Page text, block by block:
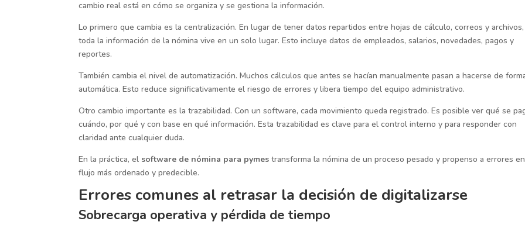
cambio real está en cómo se organiza y se gestiona la información.
Lo primero que cambia es la centralización. En lugar de tener datos repartidos entre hojas de cálculo, correos y archivos,
toda la información de la nómina vive en un solo lugar. Esto incluye datos de empleados, salarios, novedades, pagos y
reportes.
También cambia el nivel de automatización. Muchos cálculos que antes se hacían manualmente pasan a hacerse de
automática. Esto reduce significativamente el riesgo de errores y libera tiempo del equipo administrativo.
Otro cambio importante es la trazabilidad. Con un software, cada movimiento queda registrado. Es posible ver qué se
cuándo, por qué y con base en qué información. Esta trazabilidad es clave para el control interno y para responder con
claridad ante cualquier duda.
En la práctica, el software de nómina para pymes transforma la nómina de un proceso pesado y propenso a errores
flujo más ordenado y predecible.
Errores comunes al retrasar la decisión de digitalizarse
Sobrecarga operativa y pérdida de tiempo